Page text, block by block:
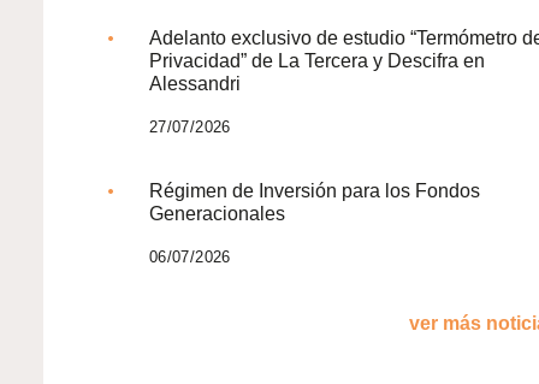
Adelanto exclusivo de estudio “Termómetro
Privacidad” de La Tercera y Descifra en
Alessandri
27/07/2026
Régimen de Inversión para los Fondos
Generacionales
06/07/2026
ver más